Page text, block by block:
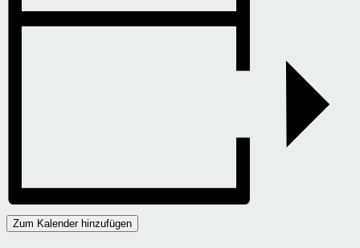
Zum Kalender hinzufügen